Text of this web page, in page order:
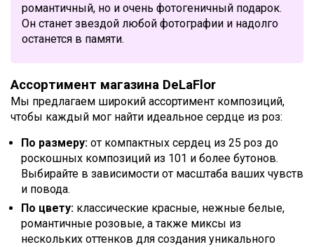
романтичный, но и очень фотогеничный подарок.
Он станет звездой любой фотографии и надолго
останется в памяти.
Ассортимент магазина DeLaFlor
Мы предлагаем широкий ассортимент композиций,
чтобы каждый мог найти идеальное сердце из роз:
По размеру: от компактных сердец из 25 роз до
роскошных композиций из 101 и более бутонов.
Выбирайте в зависимости от масштаба ваших чувств
и повода.
По цвету: классические красные, нежные белые,
романтичные розовые, а также миксы из
нескольких оттенков для создания уникального